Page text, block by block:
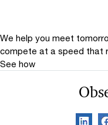
We help you meet
compete at a speed that
See how